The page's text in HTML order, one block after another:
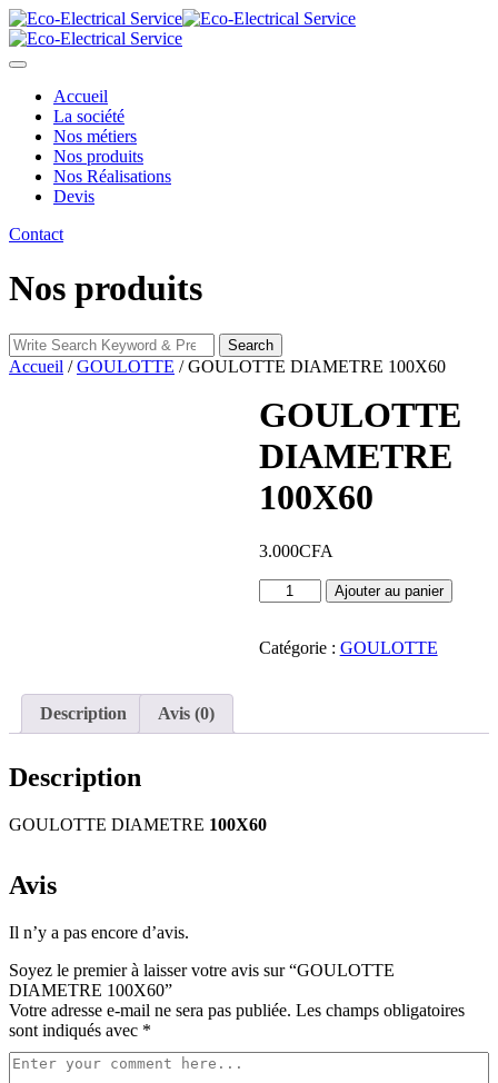
Skip
to
content
Accueil
La société
Nos métiers
Nos produits
Nos Réalisations
Devis
Contact
Nos produits
Search
for:
Search
Accueil /GOULOTTE / GOULOTTE DIAMETRE 100X60
GOULOTTE
DIAMETRE
100X60
3.000CFA
quantité
de
DIAMETRE
Ajouter au panier
Catégorie : GOULOTTE
Description Avis (0)
Description
GOULOTTE DIAMETRE 100X60
Avis
Il n’y a pas encore d’avis.
Soyez le premier à laisser votre avis sur “GOULOTTE
DIAMETRE 100X60”
Votre adresse e-mail ne sera pas publiée. Les champs obligatoires
sont indiqués avec *